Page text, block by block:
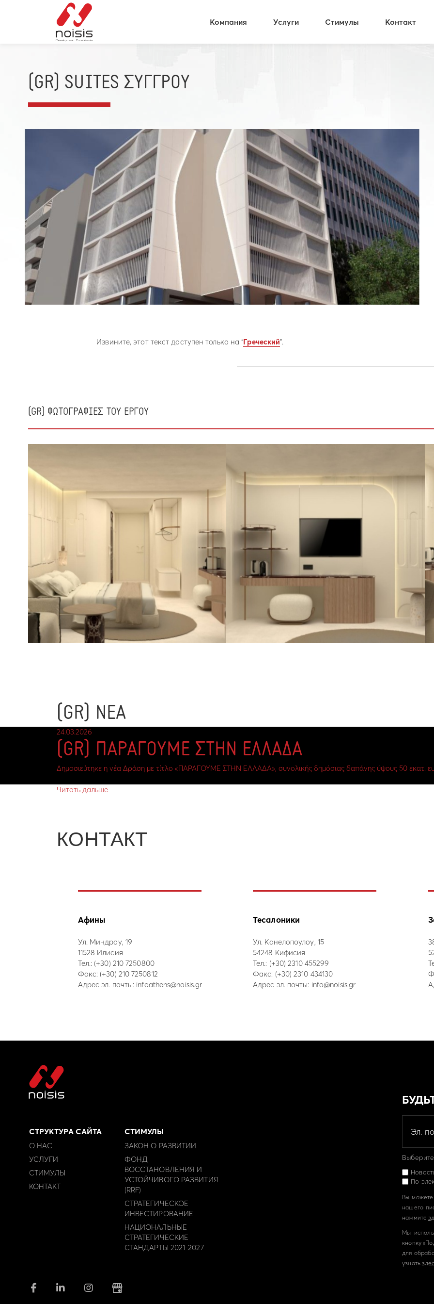
Компания Услуги Стимулы Контакт
(GR) SUITES ΣΥΓΓΡΟΥ
Извините, этот текст доступен только на “Греческий”.
(GR) ΦΩΤΟΓΡΑΦΙΕΣ ΤΟΥ ΕΡΓΟΥ
(GR) ΝΕΑ
24.03.2026
(GR) ΠΑΡΑΓΟΥΜΕ ΣΤΗΝ ΕΛΛΑΔΑ
Δημοσιεύτηκε η νέα Δράση με τίτλο «ΠΑΡΑΓΟΥΜΕ ΣΤΗΝ ΕΛΛΑΔΑ», συνολικής δημόσιας δαπάνης ύψους 50 εκατ.
Читать дальше
КОНТАКТ
Афины
Ул. Миндроу, 19
11528 Илисия
Тел.: (+30) 210 7250800
Факс: (+30) 210 7250812
Адрес эл. почты: infoathens@noisis.gr
Тесалоники
Ул. Канелопоулоу, 15
54248 Кифисия
Тел.: (+30) 2310 455299
Факс: (+30) 2310 434130
Адрес эл. почты: info@noisis.gr
СТРУКТУРА САЙТА
О НАС
УСЛУГИ
СТИМУЛЫ
КОНТАКТ
СТИМУЛЫ
ЗАКОН О РАЗВИТИИ
ФОНД
ВОССТАНОВЛЕНИЯ И
УСТОЙЧИВОГО РАЗВИТИЯ
(RRF)
СТРАТЕГИЧЕСКОЕ
ИНВЕСТИРОВАНИЕ
НАЦИОНАЛЬНЫЕ
СТРАТЕГИЧЕСКИЕ
СТАНДАРТЫ 2021-2027
По
Вы можете
нашего
нажмите
Мы
кнопку
для
узнать